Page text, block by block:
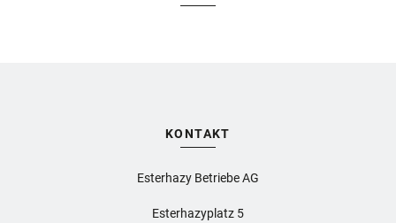
KONTAKT
Esterhazy Betriebe AG
Esterhazyplatz 5